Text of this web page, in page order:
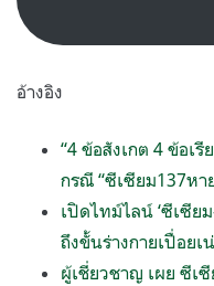
อ้างอิง
“4 ข้อสังเกต 4 ข้อเ
กรณี “ซีเซียม137หา
เปิดไทม์ไลน์ ‘ซีเซีย
ถึงขั้นร่างกายเปื่อยเ
ผู้เชี่ยวชาญ เผย ซีเ